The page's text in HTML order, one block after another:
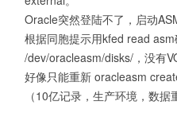
Oracle突然登陆不了，启动
根据同胞提示用kfed read asm
/dev/oracleasm/disks/，没有
好像只能重新 oracleasm
（10亿记录，生产环境，数据